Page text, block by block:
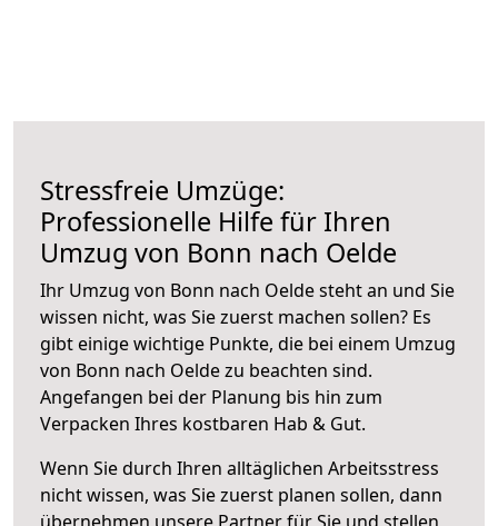
Stressfreie Umzüge:
Professionelle Hilfe für Ihren
Umzug von Bonn nach Oelde
Ihr Umzug von Bonn nach Oelde steht an und Sie
wissen nicht, was Sie zuerst machen sollen? Es
gibt einige wichtige Punkte, die bei einem Umzug
von Bonn nach Oelde zu beachten sind.
Angefangen bei der Planung bis hin zum
Verpacken Ihres kostbaren Hab & Gut.
Wenn Sie durch Ihren alltäglichen Arbeitsstress
nicht wissen, was Sie zuerst planen sollen, dann